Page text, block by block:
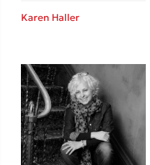
Karen Haller